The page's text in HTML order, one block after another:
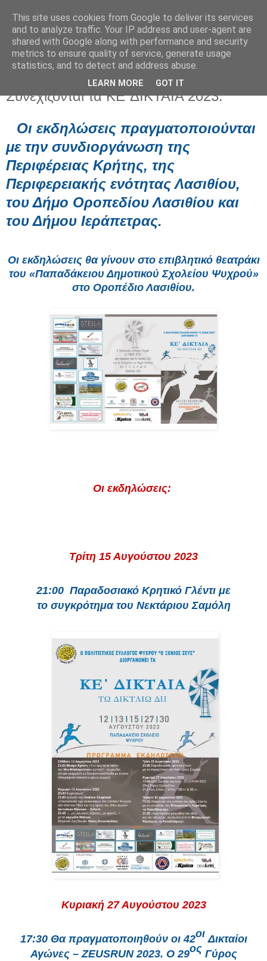
Τρίτη 15 Αυγούστου 2023
Συνεχίζονται τα ΚE΄ΔΙΚΤΑΙΑ 2023.
Οι εκδηλώσεις πραγματοποιούνται
με την συνδιοργάνωση της
Περιφέρειας Κρήτης, της
Περιφερειακής ενότητας Λασιθίου,
του Δήμο Οροπεδίου Λασιθίου και
του Δήμου Ιεράπετρας.
Οι εκδηλώσεις θα γίνουν στο επιβλητικό θεατράκι
του «Παπαδάκειου Δημοτικού Σχολείου Ψυχρού»
στο Οροπέδιο Λασιθίου.
Οι εκδηλώσεις:
Τρίτη 15 Αυγούστου 2023
21:00 Παραδοσιακό Κρητικό Γλέντι με
το συγκρότηματου Νεκτάριου Σαμόλη
Κυριακή 27 Αυγούστου 2023
17:30 Θα πραγματοποιηθούν οι 42οι Δικταίοι
Αγώνες – ZEUSRUN 2023. Ο 29ος Γύρος
This site uses cookies from Google to deliver its services
and to analyze traffic. Your IP address and user-agent are
shared with Google along with performance and security
metrics to ensure quality of service, generate usage
statistics, and to detect and address abuse.
LEARN MORE GOT IT